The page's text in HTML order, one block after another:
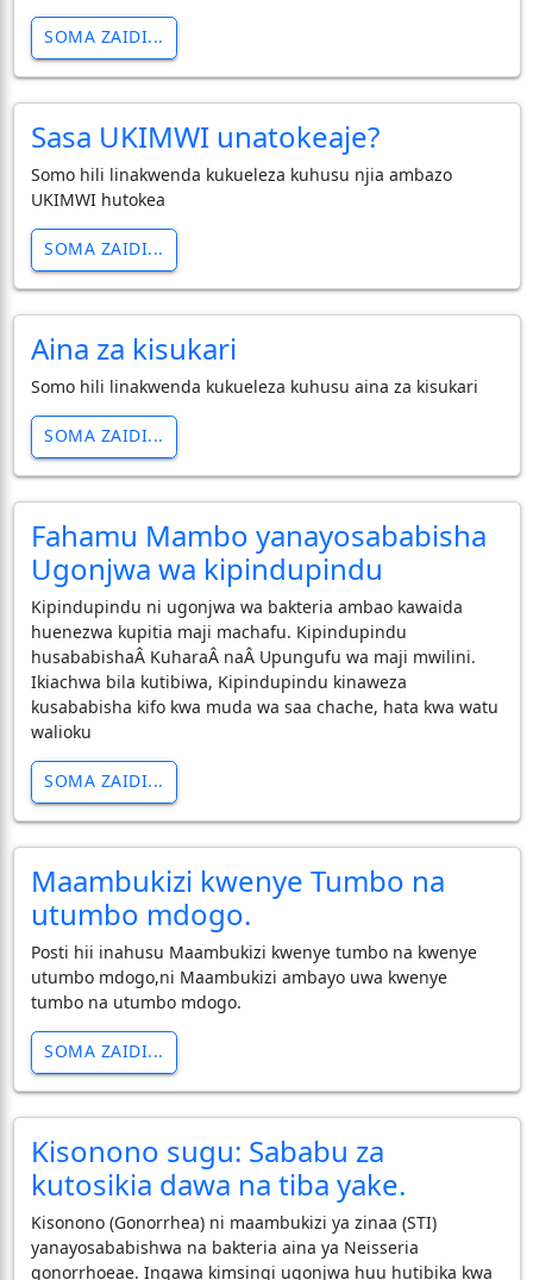
SOMA ZAIDI...
Sasa UKIMWI unatokeaje?
Somo hili linakwenda kukueleza kuhusu njia ambazo
UKIMWI hutokea
SOMA ZAIDI...
Aina za kisukari
Somo hili linakwenda kukueleza kuhusu aina za kisukari
SOMA ZAIDI...
Fahamu Mambo yanayosababisha
Ugonjwa wa kipindupindu
Kipindupindu ni ugonjwa wa bakteria ambao kawaida
huenezwa kupitia maji machafu. Kipindupindu
husababishaÂ KuharaÂ naÂ Upungufu wa maji mwilini.
Ikiachwa bila kutibiwa, Kipindupindu kinaweza
kusababisha kifo kwa muda wa saa chache, hata kwa watu
walioku
SOMA ZAIDI...
Maambukizi kwenye Tumbo na
utumbo mdogo.
Posti hii inahusu Maambukizi kwenye tumbo na kwenye
utumbo mdogo,ni Maambukizi ambayo uwa kwenye
tumbo na utumbo mdogo.
SOMA ZAIDI...
Kisonono sugu: Sababu za
kutosikia dawa na tiba yake.
​Kisonono (Gonorrhea) ni maambukizi ya zinaa (STI)
yanayosababishwa na bakteria aina ya Neisseria
gonorrhoeae. Ingawa kimsingi ugonjwa huu hutibika kwa